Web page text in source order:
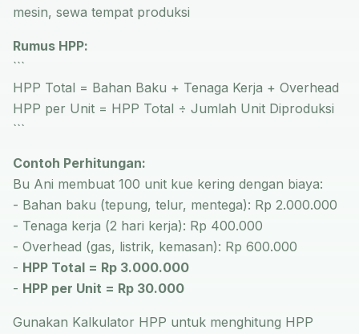
mesin, sewa tempat produksi
Rumus HPP:
```
HPP Total = Bahan Baku + Tenaga Kerja + Overhead
HPP per Unit = HPP Total ÷ Jumlah Unit Diproduksi
```
Contoh Perhitungan:
Bu Ani membuat 100 unit kue kering dengan biaya:
- Bahan baku (tepung, telur, mentega): Rp 2.000.000
- Tenaga kerja (2 hari kerja): Rp 400.000
- Overhead (gas, listrik, kemasan): Rp 600.000
- HPP Total = Rp 3.000.000
- HPP per Unit = Rp 30.000
Gunakan Kalkulator HPP untuk menghitung HPP